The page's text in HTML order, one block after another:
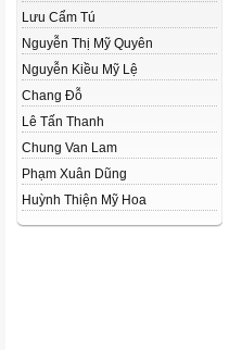
Lưu Cẩm Tú
Nguyễn Thị Mỹ Quyên
Nguyễn Kiều Mỹ Lệ
Chang Đỗ
Lê Tấn Thanh
Chung Van Lam
Phạm Xuân Dũng
Huỳnh Thiện Mỹ Hoa